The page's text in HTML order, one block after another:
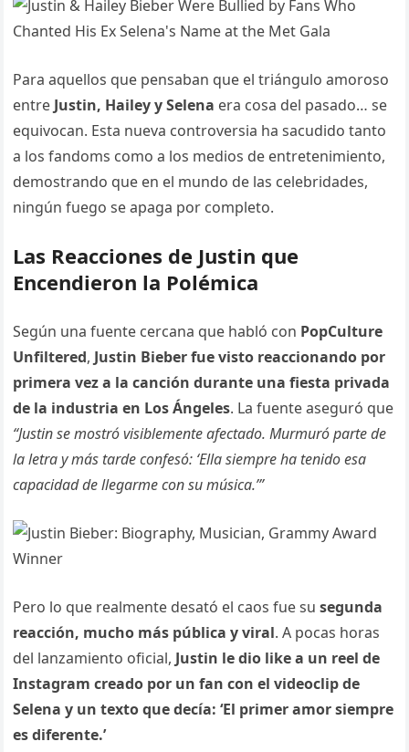
Para aquellos que pensaban que el triángulo amoroso
entre Justin, Hailey y Selena era cosa del pasado… se
equivocan. Esta nueva controversia ha sacudido tanto
a los fandoms como a los medios de entretenimiento,
demostrando que en el mundo de las celebridades,
ningún fuego se apaga por completo.
Las Reacciones de Justin que
Encendieron la Polémica
Según una fuente cercana que habló con PopCulture
Unfiltered, Justin Bieber fue visto reaccionando por
primera vez a la canción durante una fiesta privada
de la industria en Los Ángeles. La fuente aseguró que
“Justin se mostró visiblemente afectado. Murmuró parte de
la letra y más tarde confesó: ‘Ella siempre ha tenido esa
capacidad de llegarme con su música.’”
Pero lo que realmente desató el caos fue susegunda
reacción, mucho más pública y viral. A pocas horas
del lanzamiento oficial, Justin le dio like a un reel de
Instagram creado por un fan con el videoclip de
Selena y un texto que decía: ‘El primer amor siempre
es diferente.’